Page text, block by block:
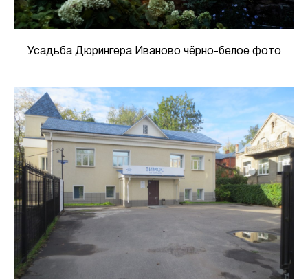
Усадьба Дюрингера Иваново чёрно-белое фото